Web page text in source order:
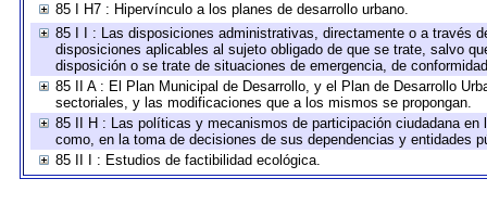
85 I H7 : Hipervínculo a los planes de desarrollo urbano.
85 I I : Las disposiciones administrativas, directamente o a través
disposiciones aplicables al sujeto obligado de que se trate, salvo
disposición o se trate de situaciones de emergencia, de
85 II A : El Plan Municipal de Desarrollo, y el Plan de Desarrollo
sectoriales, y las modificaciones que a los mismos se propongan.
85 II H : Las políticas y mecanismos de participación ciudadana
como, en la toma de decisiones de sus dependencias y entidades
85 II I : Estudios de factibilidad ecológica.